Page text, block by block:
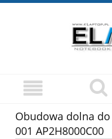
Obudowa dolna do
001 AP2H8000C00